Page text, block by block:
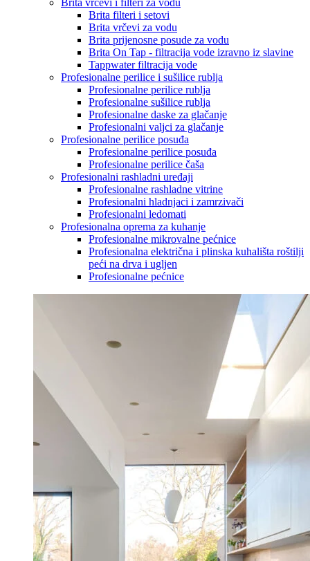
Brita vrčevi i filteri za vodu
Brita filteri i setovi
Brita vrčevi za vodu
Brita prijenosne posude za vodu
Brita On Tap - filtracija vode izravno iz slavine
Tappwater filtracija vode
Profesionalne perilice i sušilice rublja
Profesionalne perilice rublja
Profesionalne sušilice rublja
Profesionalne daske za glačanje
Profesionalni valjci za glačanje
Profesionalne perilice posuđa
Profesionalne perilice posuđa
Profesionalne perilice čaša
Profesionalni rashladni uređaji
Profesionalne rashladne vitrine
Profesionalni hladnjaci i zamrzivači
Profesionalni ledomati
Profesionalna oprema za kuhanje
Profesionalne mikrovalne pećnice
Profesionalna električna i plinska kuhališta roštilji
peći na drva i ugljen
Profesionalne pećnice